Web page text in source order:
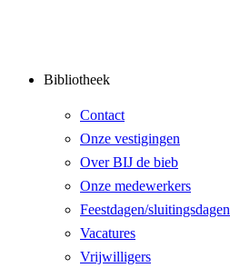
Bibliotheek
Contact
Onze vestigingen
Over BIJ de bieb
Onze medewerkers
Feestdagen/sluitingsdagen
Vacatures
Vrijwilligers